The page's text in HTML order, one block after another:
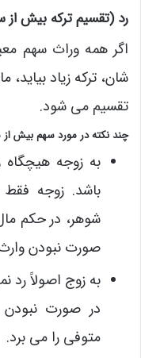
رد (تقسیم ترکه بیش از
اگر همه وراث سهم
شان، ترکه زیاد بیاید،
تقسیم می شود.
چند نکته در مورد سهم بیش
به زوجه
باشد. زوجه
شوهر، در حکم
صورت نبودن
به زوج اصولاً رد
در صورت
متوفی را می برد.